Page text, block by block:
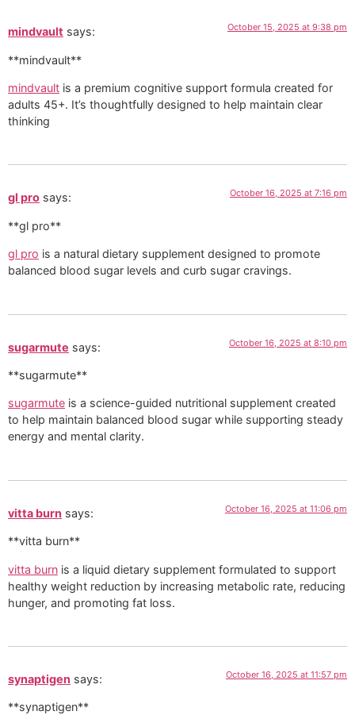
mindvault says: October 15, 2025 at 9:38 pm
** mindvault**
mindvault is a premium cognitive support formula created for
adults 45+. It’s thoughtfully designed to help maintain clear
thinking
gl pro says: October 16, 2025 at 7:16 pm
**gl pro**
gl pro is a natural dietary supplement designed to promote
balanced blood sugar levels and curb sugar cravings.
sugarmute says: October 16, 2025 at 8:10 pm
**sugarmute**
sugarmute is a science-guided nutritional supplement created
to help maintain balanced blood sugar while supporting steady
energy and mental clarity.
vitta burn says: October 16, 2025 at 11:06 pm
**vitta burn**
vitta burn is a liquid dietary supplement formulated to support
healthy weight reduction by increasing metabolic rate, reducing
hunger, and promoting fat loss.
synaptigen says: October 16, 2025 at 11:57 pm
**synaptigen**